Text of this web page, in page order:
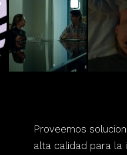
Proveemos
alta calidad para la